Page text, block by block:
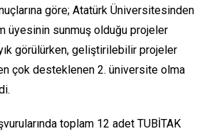
göre; Atatürk Üniversitesinden
üyesinin sunmuş olduğu projeler
görülürken, geliştirilebilir projeler
çok desteklenen 2. üniversite olma
toplam 12 adet TUBİTAK